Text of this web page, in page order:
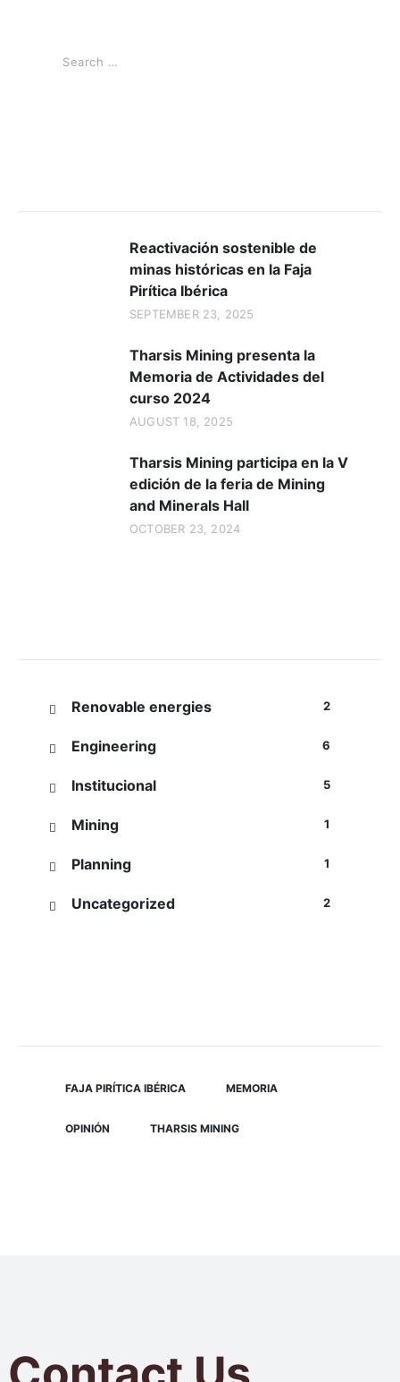
Reactivación sostenible de
minas históricas en la Faja
Pirítica Ibérica
SEPTEMBER 23, 2025
Tharsis Mining presenta la
Memoria de Actividades del
curso 2024
AUGUST 18, 2025
Tharsis Mining participa en la V
edición de la feria de Mining
and Minerals Hall
OCTOBER 23, 2024
Renovable energies 2
Engineering 6
Institucional 5
Mining 1
Planning 1
Uncategorized 2
FAJA PIRÍTICA IBÉRICA MEMORIA
OPINIÓN THARSIS MINING